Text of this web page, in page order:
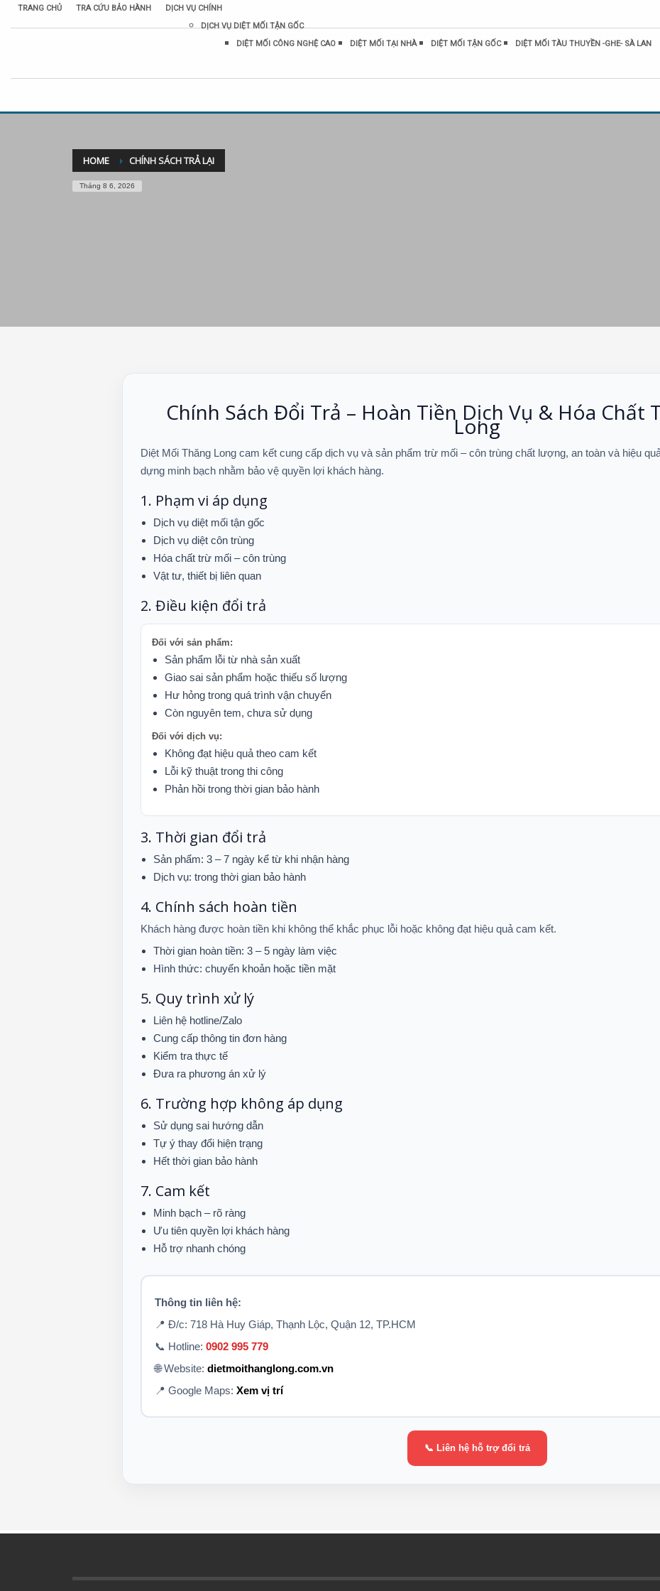
TRANG CHỦ TRA CỨU BẢO HÀNH
DỊCH VỤ CHÍNH
DỊCH VỤ DIỆT MỐI TẬN GỐC
DIỆT MỐI CÔNG NGHỆ CAO
DIỆT MỐI TẠI NHÀ DIỆT MỐI TẬN GỐC DIỆT MỐI TÀU THUYỀN -GHE- SÀ LAN
HOME CHÍNH SÁCH TRẢ LẠI
Tháng 8 6, 2026
Chính Sách Đổi Trả – Hoàn Tiền Dịch Vụ & Hóa Chất
Long
Diệt Mối Thăng Long cam kết cung cấp dịch vụ và sản phẩm trừ mối – côn trùng chất lượng, an toàn và hiệu
dựng minh bạch nhằm bảo vệ quyền lợi khách hàng.
1. Phạm vi áp dụng
Dịch vụ diệt mối tận gốc
Dịch vụ diệt côn trùng
Hóa chất trừ mối – côn trùng
Vật tư, thiết bị liên quan
2. Điều kiện đổi trả
Đối với sản phẩm:
Sản phẩm lỗi từ nhà sản xuất
Giao sai sản phẩm hoặc thiếu số lượng
Hư hỏng trong quá trình vận chuyển
Còn nguyên tem, chưa sử dụng
Đối với dịch vụ:
Không đạt hiệu quả theo cam kết
Lỗi kỹ thuật trong thi công
Phản hồi trong thời gian bảo hành
3. Thời gian đổi trả
Sản phẩm: 3 – 7 ngày kể từ khi nhận hàng
Dịch vụ: trong thời gian bảo hành
4. Chính sách hoàn tiền
Khách hàng được hoàn tiền khi không thể khắc phục lỗi hoặc không đạt hiệu quả cam kết.
Thời gian hoàn tiền: 3 – 5 ngày làm việc
Hình thức: chuyển khoản hoặc tiền mặt
5. Quy trình xử lý
Liên hệ hotline/Zalo
Cung cấp thông tin đơn hàng
Kiểm tra thực tế
Đưa ra phương án xử lý
6. Trường hợp không áp dụng
Sử dụng sai hướng dẫn
Tự ý thay đổi hiện trạng
Hết thời gian bảo hành
7. Cam kết
Minh bạch – rõ ràng
Ưu tiên quyền lợi khách hàng
Hỗ trợ nhanh chóng
Thông tin liên hệ:
📍 Đ/c: 718 Hà Huy Giáp, Thạnh Lộc, Quận 12, TP.HCM
📞 Hotline: 0902 995 779
🌐 Website: dietmoithanglong.com.vn
📍 Google Maps: Xem vị trí
📞 Liên hệ hỗ trợ đổi trả